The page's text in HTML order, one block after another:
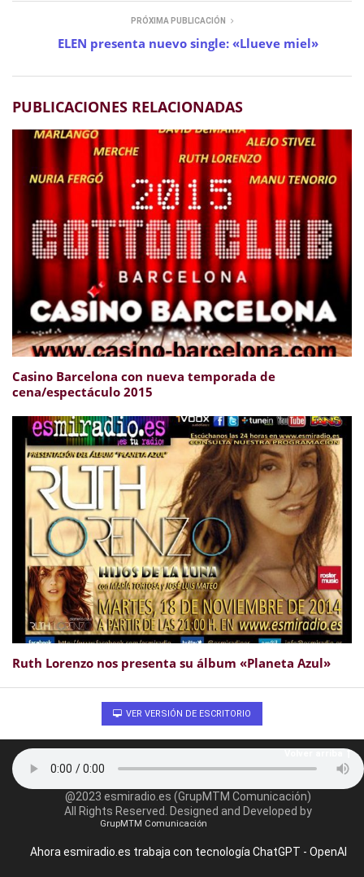
PRÓXIMA PUBLICACIÓN
ELEN presenta nuevo single: «Llueve miel»
PUBLICACIONES RELACIONADAS
Casino Barcelona con nueva temporada de
cena/espectáculo 2015
Ruth Lorenzo nos presenta su álbum «Planeta Azul»
VER VERSIÓN DE ESCRITORIO
@2023 esmiradio.es (GrupMTM Comunicación)
All Rights Reserved. Designed and Developed by
GrupMTM Comunicación
Ahora esmiradio.es trabaja con tecnología ChatGPT - OpenAI